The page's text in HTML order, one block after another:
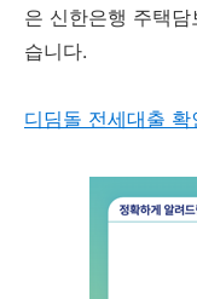
은 신한은행 주택
습니다.
디딤돌 전세대출 확